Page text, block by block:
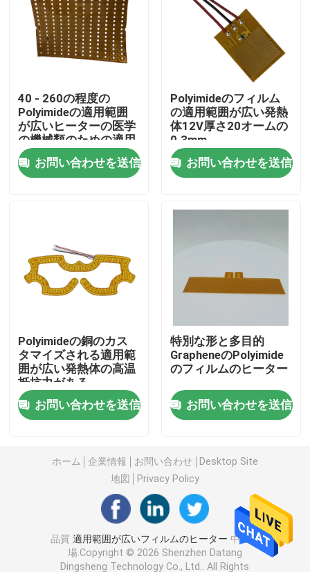
工場旅行
ニュース
引用を要求しなさい
適用範囲が広いフィルムのヒーター
Piのフィルムのヒーター
Polyimideの暖房のフィルム
適用範囲が広い温湿布
Polyimideのヒーターの要素
注文の適用範囲が広いヒーター
Grapheneの暖房のフィルム
電気熱するフィルム
40 - 260の程度の
Polyimideの適用範囲
が広いヒーターの医学
の機械類のための適用
範囲が広い発熱体
お問い合わせを送信
Polyimideのフィルム
の適用範囲が広い発熱
体12V厚さ20オームの
0.3mm
お問い合わせを送信
Polyimideの銅のカス
タマイズされる適用範
囲が広い発熱体の高温
抵抗力がある
お問い合わせを送信
特別な形と多目的
GrapheneのPolyimide
のフィルムのヒーター
お問い合わせを送信
ホーム 企業情報 お問い合わせ
Desktop Site
地図
Privacy Policy
品質 適用範囲が広いフィルムのヒーター 中国工
場.Copyright © 2026 Shenzhen Datang
Dingsheng Technology Co., Ltd.. All Rights